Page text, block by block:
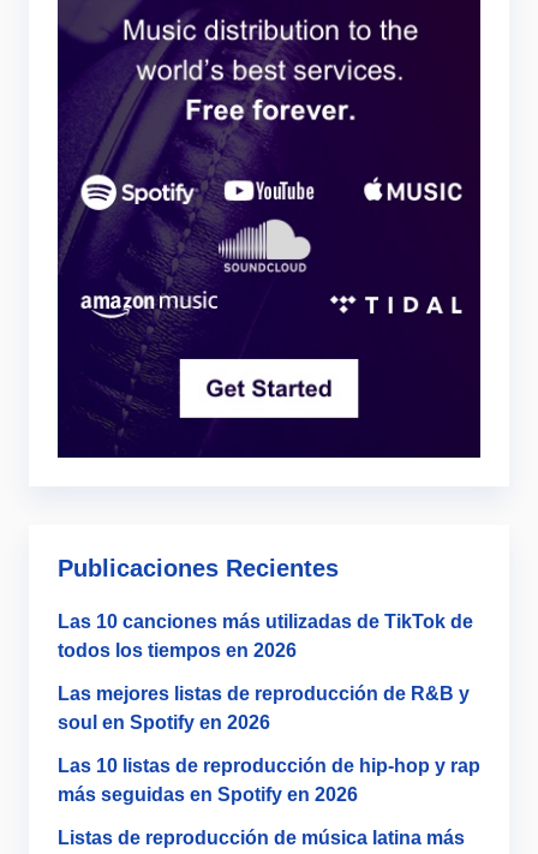
Publicaciones Recientes
Las 10 canciones más utilizadas de TikTok de
todos los tiempos en 2026
Las mejores listas de reproducción de R&B y
soul en Spotify en 2026
Las 10 listas de reproducción de hip-hop y rap
más seguidas en Spotify en 2026
Listas de reproducción de música latina más